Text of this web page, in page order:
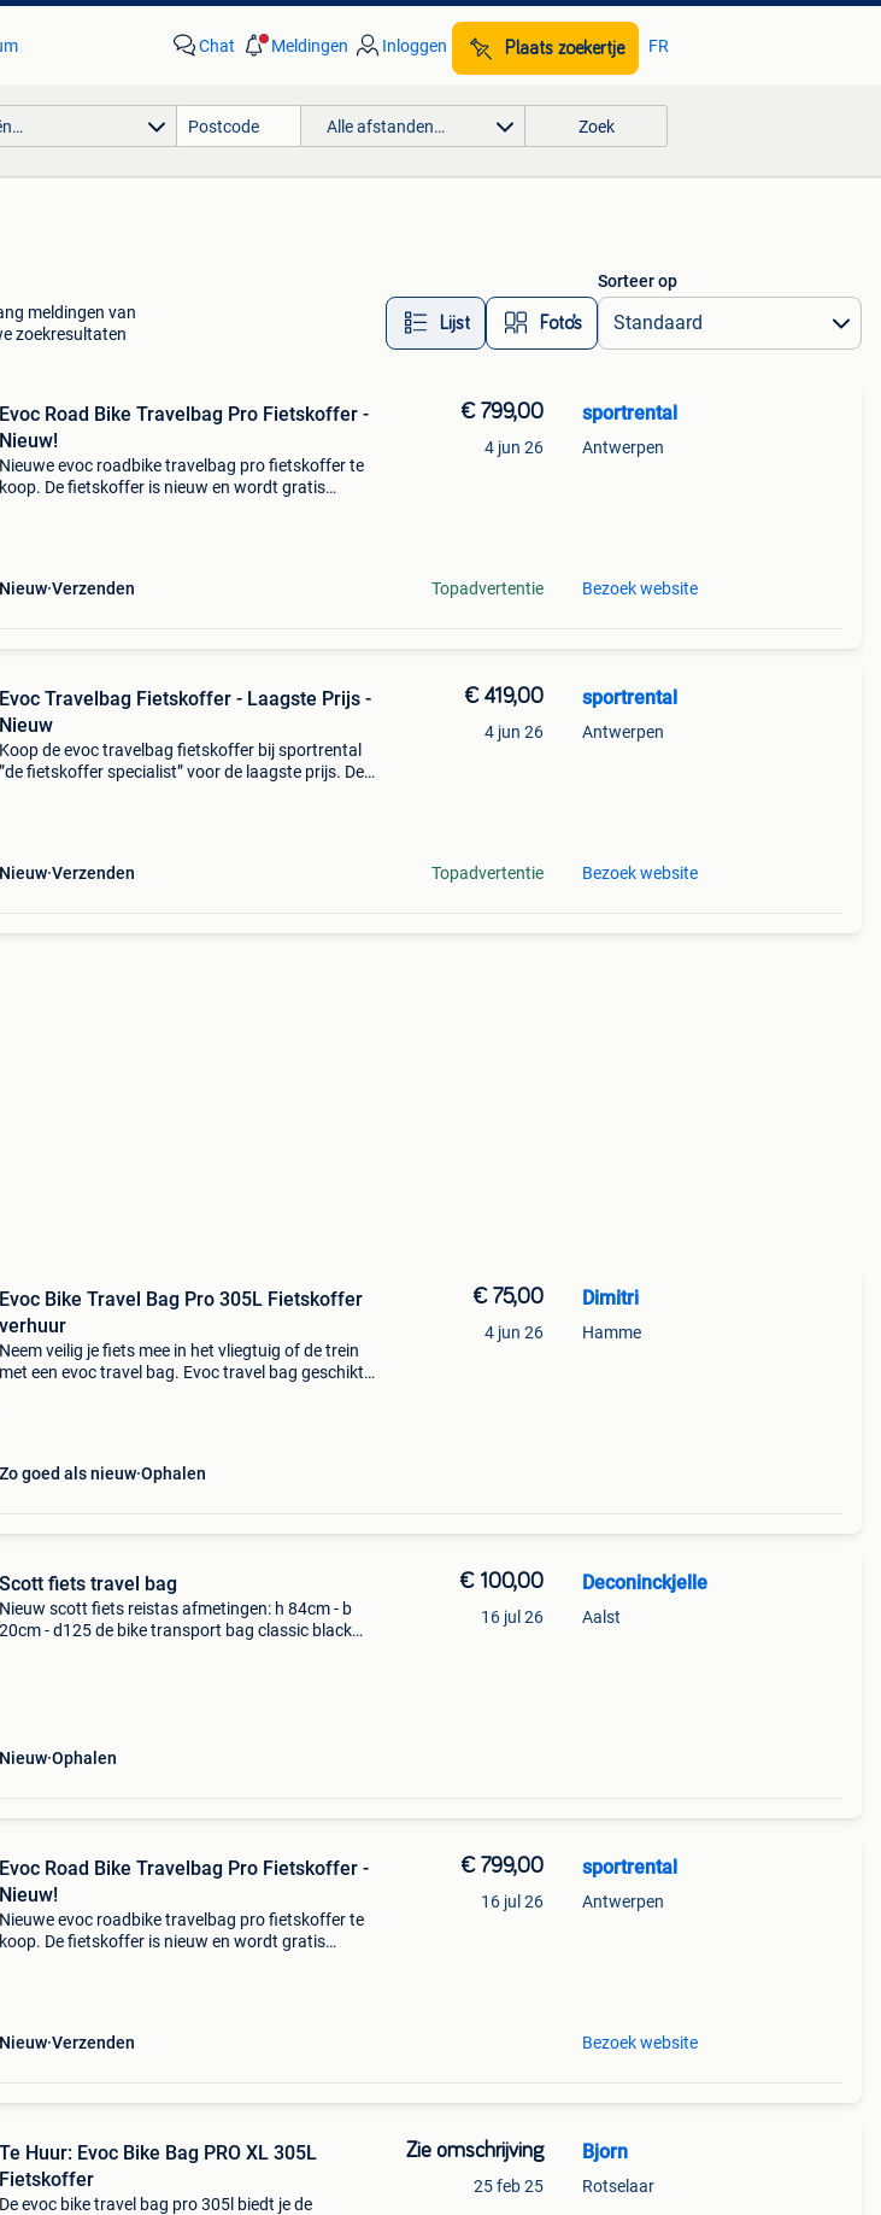
Chat Meldingen Inloggen Plaats zoekertje FR
Alle afstanden… Zoek
meldingen van
zoekresultaten
Lijst Foto’s
Sorteer op
Evoc Road Bike Travelbag Pro Fietskoffer -
Nieuw!
Nieuwe evoc roadbike travelbag pro fietskoffer te
koop. De fietskoffer is nieuw en wordt gratis
Nieuw Verzenden
€ 799,00
4 jun 26
Topadvertentie
sportrental
Antwerpen
Bezoek website
Evoc Travelbag Fietskoffer - Laagste Prijs -
Nieuw
Koop de evoc travelbag fietskoffer bij sportrental
”de fietskoffer specialist” voor de laagste prijs. De
Nieuw Verzenden
€ 419,00
4 jun 26
Topadvertentie
sportrental
Antwerpen
Bezoek website
Evoc Bike Travel Bag Pro 305L Fietskoffer
verhuur
Neem veilig je fiets mee in het vliegtuig of de trein
met een evoc travel bag. Evoc travel bag geschikt
Zo goed als nieuw Ophalen
€ 75,00
4 jun 26
Dimitri
Hamme
Scott fiets travel bag
Nieuw scott fiets reistas afmetingen: h 84cm - b
20cm - d125 de bike transport bag classic black
Nieuw Ophalen
€ 100,00
16 jul 26
Deconinckjelle
Aalst
Evoc Road Bike Travelbag Pro Fietskoffer -
Nieuw!
Nieuwe evoc roadbike travelbag pro fietskoffer te
koop. De fietskoffer is nieuw en wordt gratis
Nieuw Verzenden
€ 799,00
16 jul 26
sportrental
Antwerpen
Bezoek website
Te Huur: Evoc Bike Bag PRO XL 305L
Fietskoffer
De evoc bike travel bag pro 305l biedt je de
Zie omschrijving
25 feb 25
Bjorn
Rotselaar